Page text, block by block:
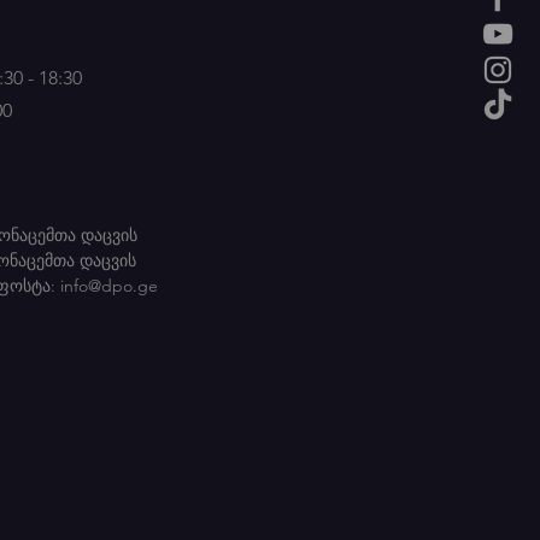
- 18:30
დაცვის
დაცვის
info@dpo.ge